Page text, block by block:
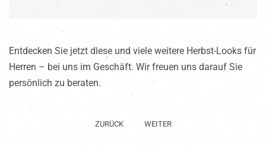
Entdecken Sie jetzt diese und viele weitere Herbst-Looks für
Herren – bei uns im Geschäft. Wir freuen uns darauf Sie
persönlich zu beraten.
ZURÜCK WEITER